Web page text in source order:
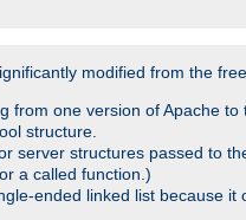
modified from the
from one version of Apache to
structure.
server structures passed to
a called function.)
ended linked list because